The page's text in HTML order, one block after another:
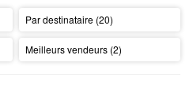
Par destinataire (20)
Meilleurs vendeurs (2)